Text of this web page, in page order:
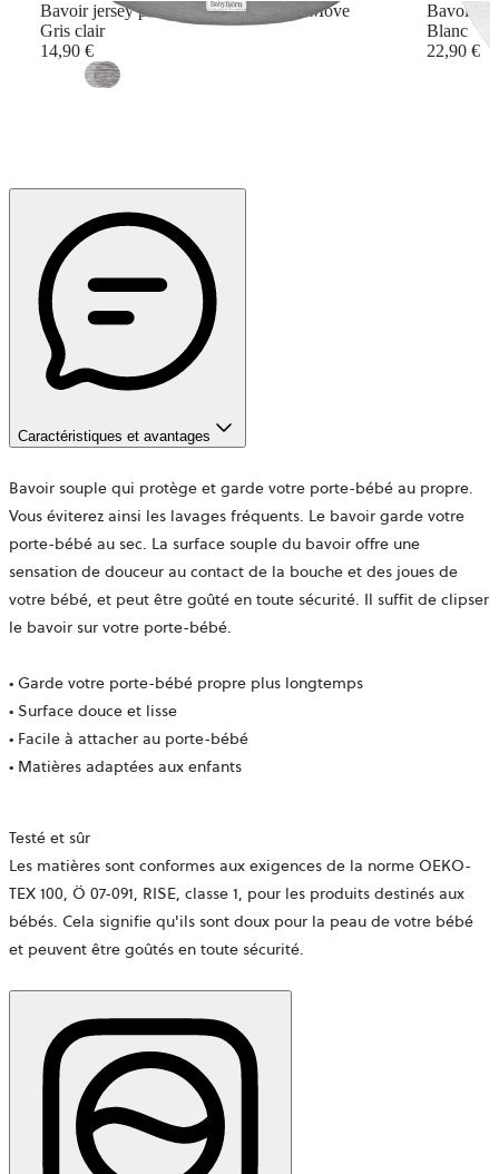
Bavoir jersey pour porte-bébé Mini et Move
Gris clair
14,90 €
Bavoir
Blanc
22,90 €
Caractéristiques et avantages
Bavoir souple qui protège et garde votre porte-bébé au propre.
Vous éviterez ainsi les lavages fréquents. Le bavoir garde votre
porte-bébé au sec. La surface souple du bavoir offre une
sensation de douceur au contact de la bouche et des joues de
votre bébé, et peut être goûté en toute sécurité. Il suffit de clipser
le bavoir sur votre porte-bébé.
• Garde votre porte-bébé propre plus longtemps
• Surface douce et lisse
• Facile à attacher au porte-bébé
• Matières adaptées aux enfants
Testé et sûr
Les matières sont conformes aux exigences de la norme OEKO-
TEX 100, Ö 07-091, RISE, classe 1, pour les produits destinés aux
bébés. Cela signifie qu'ils sont doux pour la peau de votre bébé
et peuvent être goûtés en toute sécurité.